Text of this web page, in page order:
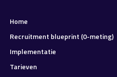
Home
Recruitment blueprint (0-meting)
Implementatie
Tarieven